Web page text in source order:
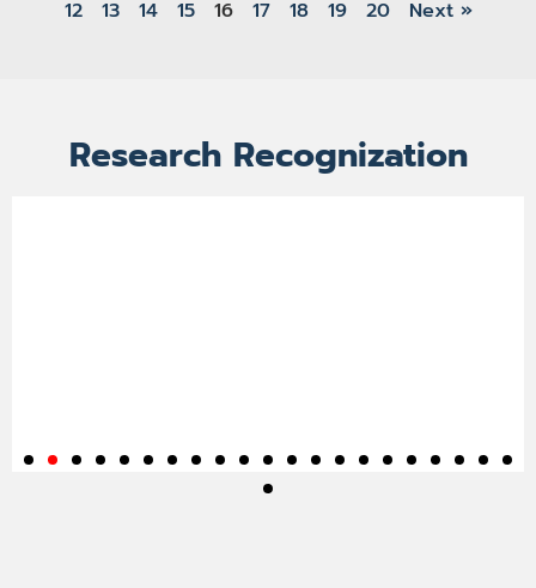
12
13 14 15 16 17 18 19 20 Next »
Research Recognization